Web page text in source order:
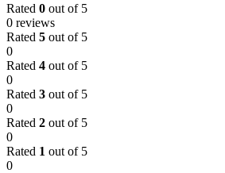
Rated 0 out of 5
0 reviews
Rated 5 out of 5
0
Rated 4 out of 5
0
Rated 3 out of 5
0
Rated 2 out of 5
0
Rated 1 out of 5
0